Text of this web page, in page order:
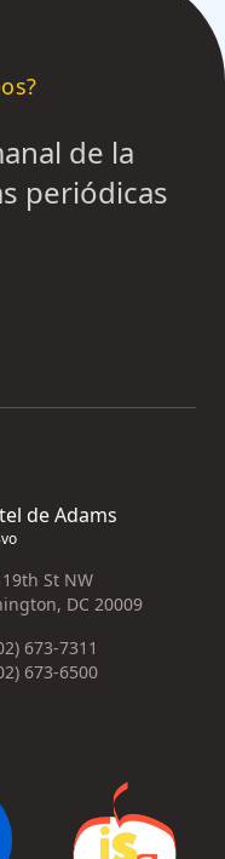
de la
periódicas
de Adams
St NW
DC 20009
673-7311
673-6500